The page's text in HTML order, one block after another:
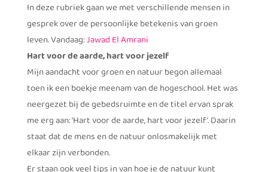
In deze rubriek gaan we met verschillende mensen in
gesprek over de persoonlijke betekenis van groen
leven. Vandaag:Jawad El Amrani
Hart voor de aarde, hart voor jezelf
Mijn aandacht voor groen en natuur begon allemaal
toen ik een boekje meenam van de hogeschool. Het was
neergezet bij de gebedsruimte en de titel ervan sprak
me erg aan: ‘Hart voor de aarde, hart voor jezelf’. Daarin
staat dat de mens en de natuur onlosmakelijk met
elkaar zijn verbonden.